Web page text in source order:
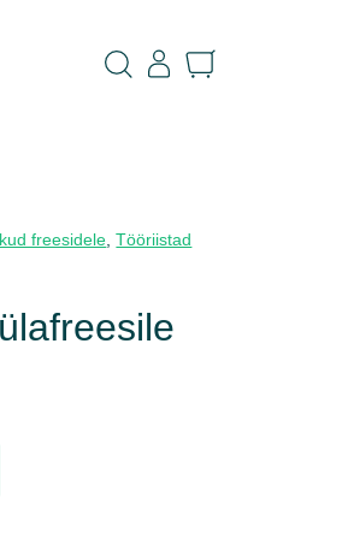
freesidele ,Tööriistad